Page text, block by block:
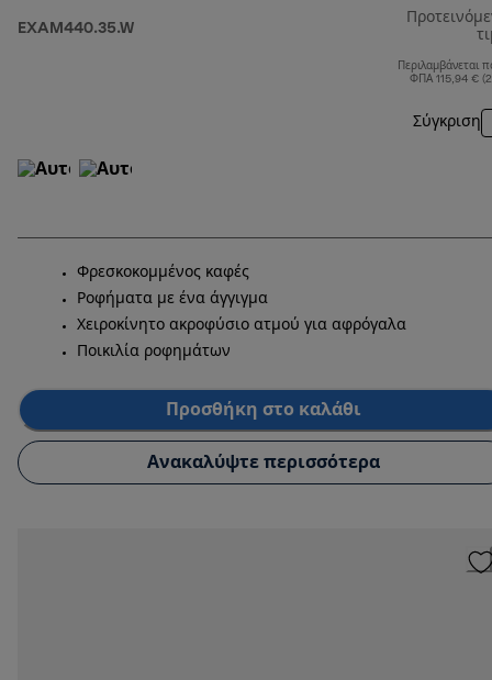
EXAM440.35.W
Περιλαμβάνεται
ΦΠΑ 115,94 €
Σύγκριση
Φρεσκοκομμένος καφές
Ροφήματα με ένα άγγιγμα
Χειροκίνητο ακροφύσιο ατμού για αφρόγαλα
Ποικιλία ροφημάτων
Προσθήκη στο καλάθι
Ανακαλύψτε περισσότερα